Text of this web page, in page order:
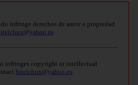
infringe derechos de autor o propiedad
infringes copyright or intellectual
bitelchux@yahoo.es